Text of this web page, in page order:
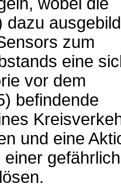
dazu
zum
eine
vor dem
befindende
und eine